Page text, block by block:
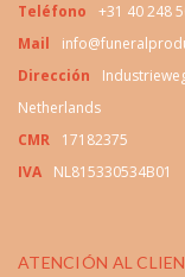
Teléfono
+31 40 248
Mail
Dirección
Netherlands
CMR
17182375
IVA
NL815330534B01
ATENCIÓN AL